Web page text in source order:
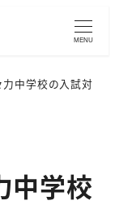
MENU
中学校の入試対
中学校